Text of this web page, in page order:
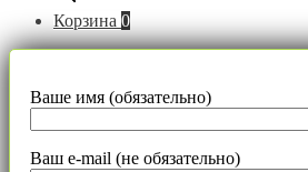
Корзина 0
Ваше имя (обязательно)
Ваш e-mail (не обязательно)